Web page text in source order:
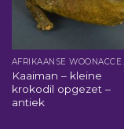
Kaaiman – kleine
krokodil opgezet –
antiek